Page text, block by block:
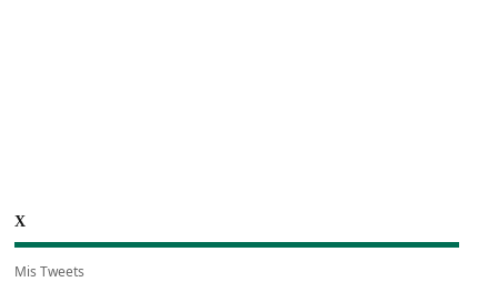
X
Mis Tweets